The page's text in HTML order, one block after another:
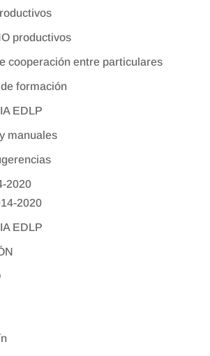
productivos
cooperación entre particulares
formación
EDLP
manuales
2020
2020
EDLP